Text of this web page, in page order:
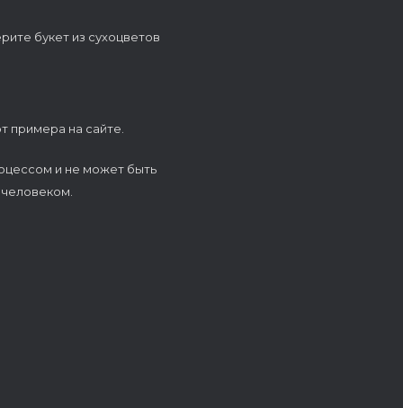
букет из сухоцветов
примера на сайте.
и не может быть